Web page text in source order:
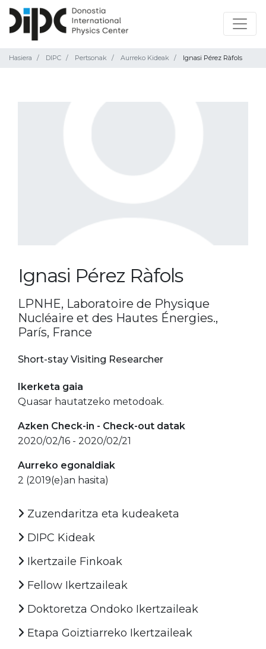
Hasiera DIPC Pertsonak Aurreko Kideak Ignasi Pérez Ràfols
Ignasi Pérez Ràfols
LPNHE, Laboratoire de Physique
Nucléaire et des Hautes Énergies.,
París, France
Short-stay Visiting Researcher
Ikerketa gaia
Quasar hautatzeko metodoak.
Azken Check-in - Check-out datak
2020/02/16 - 2020/02/21
Aurreko egonaldiak
2 (2019(e)an hasita)
Zuzendaritza eta kudeaketa
DIPC Kideak
Ikertzaile Finkoak
Fellow Ikertzaileak
Doktoretza Ondoko Ikertzaileak
Etapa Goiztiarreko Ikertzaileak